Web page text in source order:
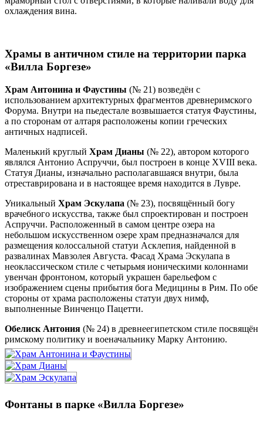
охлаждения вина.
Храмы в античном стиле на территории парка
«Вилла Боргезе»
Храм Антонина и Фаустины (№ 21) возведён с
использованием архитектурных фрагментов древнеримского
Форума. Внутри на пьедестале возвышается статуя Фаустины,
а по сторонам от алтаря расположены копии греческих
античных надписей.
Маленький круглый Храм Дианы (№ 22), автором которого
являлся Антонио Аспруччи, был построен в конце XVIII века.
Статуя Дианы, изначально располагавшаяся внутри, была
отреставрирована и в настоящее время находится в Лувре.
Уникальный Храм Эскулапа (№ 23), посвящённый богу
врачебного искусства, также был спроектирован и построен
Аспруччи. Расположенный в самом центре озера на
небольшом искусственном озере храм предназначался для
размещения колоссальной статуи Асклепия, найденной в
развалинах Мавзолея Августа. Фасад Храма Эскулапа в
неоклассическом стиле с четырьмя ионическими колоннами
увенчан фронтоном, который украшен барельефом с
изображением сцены прибытия бога Медицины в Рим. По обе
стороны от храма расположены статуи двух нимф,
выполненные Винченцо Пацетти.
Обелиск Антония (№ 24) в древнеегипетском стиле посвящён
римскому политику и военачальнику Марку Антонию.
Фонтаны в парке «Вилла Боргезе»